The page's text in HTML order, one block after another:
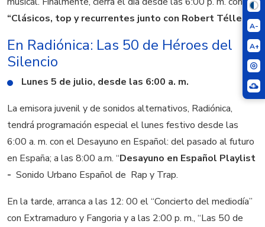
A-
A+
“Clásicos, top y recurrentes junto con Robert Téllez.
En Radiónica: Las 50 de Héroes del
Silencio
Lunes 5 de julio, desde las 6:00 a. m.
La emisora juvenil y de sonidos alternativos, Radiónica,
tendrá programación especial el lunes festivo desde las
6:00 a. m. con el Desayuno en Español: del pasado al futuro
en España; a las 8:00 a.m. “Desayuno en Español Playlist
- Sonido Urbano Español de Rap y Trap.
En la tarde, arranca a las 12: 00 el “Concierto del mediodía”
con Extramaduro y Fangoria y a las 2:00 p. m., “Las 50 de